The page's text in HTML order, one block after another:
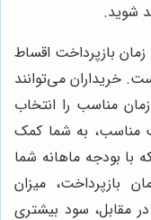
شوید.
بازپرداخت اقساط
60 ماه متغیر است. خریداران می‌توانند
مناسب را انتخاب
مناسب، به شما کمک
با بودجه ماهانه شما
بازپرداخت، میزان
مقابل، سود بیشتری